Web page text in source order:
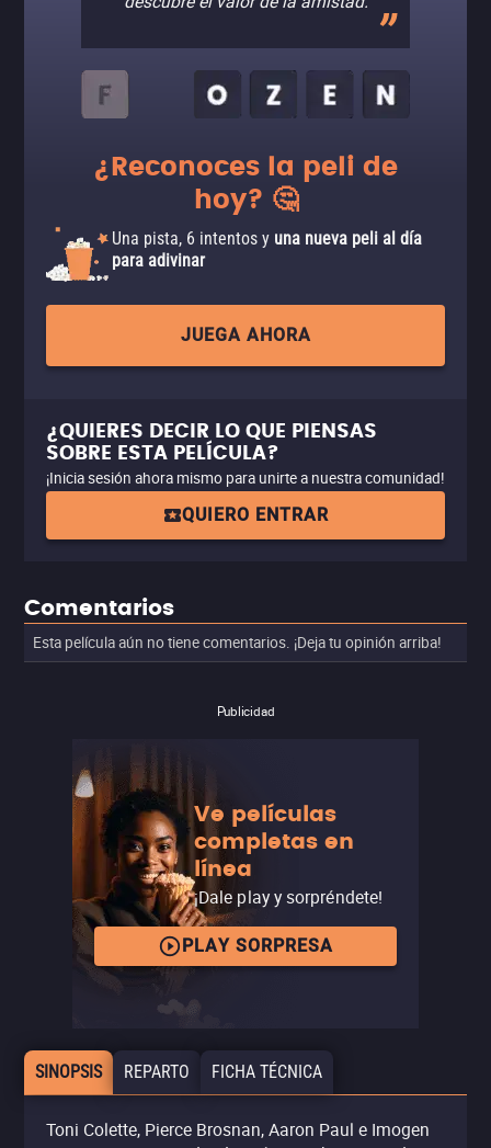
¿Reconoces la peli de
hoy? 🤔
Una pista, 6 intentos y una nueva peli al día
para adivinar
JUEGA AHORA
¿QUIERES DECIR LO QUE PIENSAS
SOBRE ESTA PELÍCULA?
¡Inicia sesión ahora mismo para unirte a nuestra comunidad!
QUIERO ENTRAR
Comentarios
Esta película aún no tiene comentarios. ¡Deja tu opinión arriba!
Publicidad
Ve películas
completas en
línea
¡Dale play y sorpréndete!
PLAY SORPRESA
SINOPSIS REPARTO FICHA TÉCNICA
Toni Colette, Pierce Brosnan, Aaron Paul e Imogen